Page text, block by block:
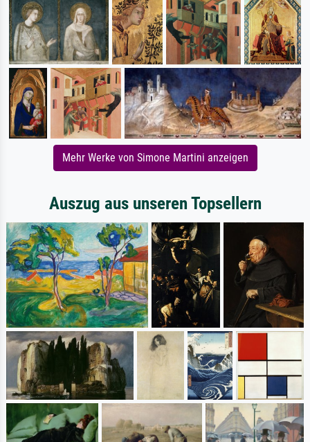
Mehr Werke von Simone Martini anzeigen
Auszug aus unseren Topsellern